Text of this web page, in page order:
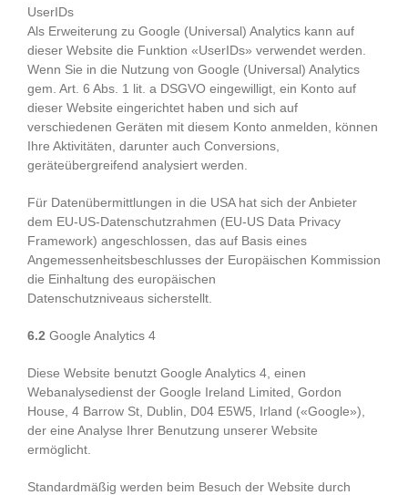
UserIDs
Als Erweiterung zu Google (Universal) Analytics kann auf
dieser Website die Funktion «UserIDs» verwendet werden.
Wenn Sie in die Nutzung von Google (Universal) Analytics
gem. Art. 6 Abs. 1 lit. a DSGVO eingewilligt, ein Konto auf
dieser Website eingerichtet haben und sich auf
verschiedenen Geräten mit diesem Konto anmelden, können
Ihre Aktivitäten, darunter auch Conversions,
geräteübergreifend analysiert werden.
Für Datenübermittlungen in die USA hat sich der Anbieter
dem EU-US-Datenschutzrahmen (EU-US Data Privacy
Framework) angeschlossen, das auf Basis eines
Angemessenheitsbeschlusses der Europäischen Kommission
die Einhaltung des europäischen
Datenschutzniveaus sicherstellt.
6.2 Google Analytics 4
Diese Website benutzt Google Analytics 4, einen
Webanalysedienst der Google Ireland Limited, Gordon
House, 4 Barrow St, Dublin, D04 E5W5, Irland («Google»),
der eine Analyse Ihrer Benutzung unserer Website
ermöglicht.
Standardmäßig werden beim Besuch der Website durch